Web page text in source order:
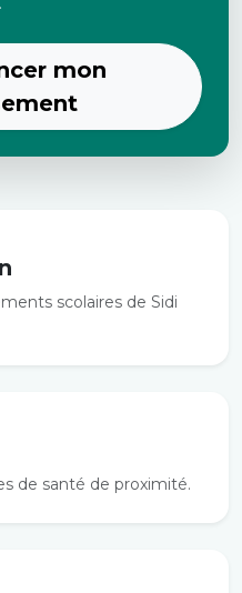
mon
scolaires de Sidi
de santé de proximité.